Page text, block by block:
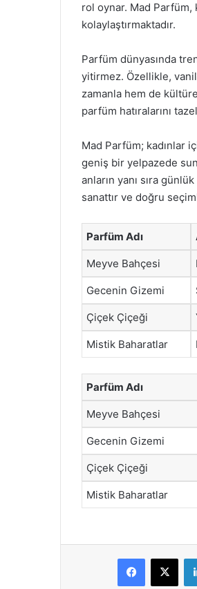
rol oynar. Mad Parfüm,
kolaylaştırmaktadır.
Parfüm dünyasında
yitirmez. Özellikle,
zamanla hem de
parfüm hatıralarını
Mad Parfüm; kadınlar
geniş bir yelpazede
anların yanı sıra
sanattır ve doğru
Parfüm Adı
Meyve Bahçesi
Gecenin Gizemi
Çiçek Çiçeği
Mistik Baharatlar
Parfüm Adı
Meyve Bahçesi
Gecenin Gizemi
Çiçek Çiçeği
Mistik Baharatlar
Facebook
X